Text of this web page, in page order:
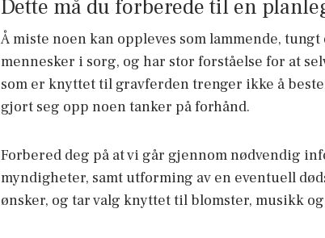
Dette må du forberede til en
Å miste noen kan oppleves som lammende,
mennesker i sorg, og har stor forståelse for at
som er knyttet til gravferden trenger ikke å
gjort seg opp noen tanker på forhånd.
Forbered deg på at vi går gjennom nødvendig
myndigheter, samt utforming av en eventuell
ønsker, og tar valg knyttet til blomster, musikk